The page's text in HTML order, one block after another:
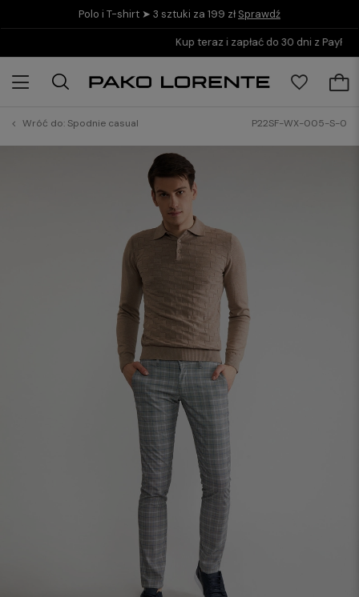
Polo i T-shirt ➤ 3 sztuki za 199 zł Sprawdź
Kup teraz i zapłać do 30 dni z PayPo
Wróć do:Spodnie casual P22SF-WX-005-S-0